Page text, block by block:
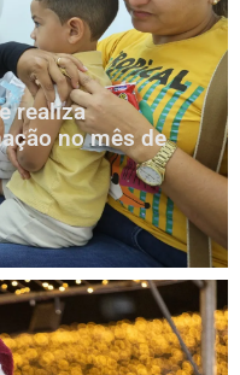
realiza
no mês de